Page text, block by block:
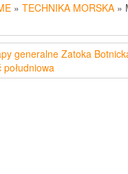
» TECHNIKA MORSKA »